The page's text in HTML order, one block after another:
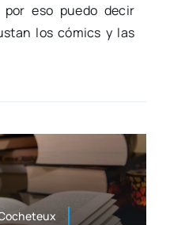
eso pue­do decir
los cómics y las